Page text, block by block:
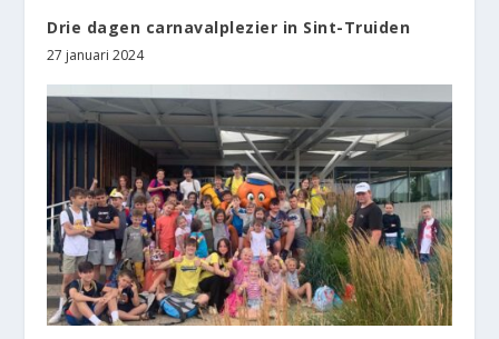
Drie dagen carnavalplezier in Sint-Truiden
27 januari 2024